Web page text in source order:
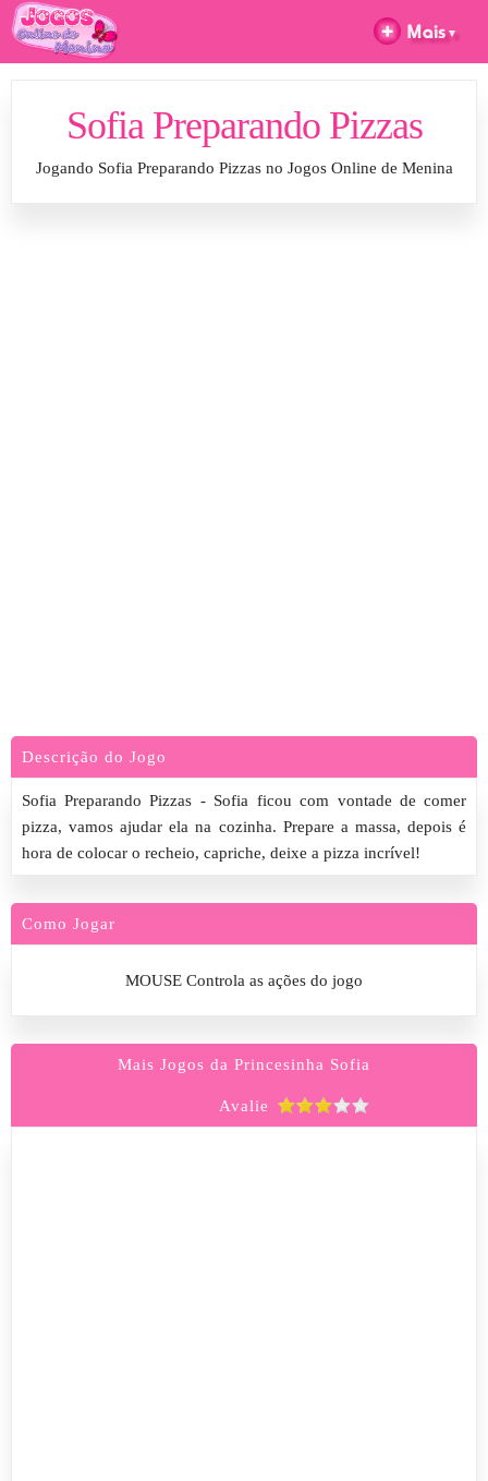
Sofia Preparando Pizzas
Jogando Sofia Preparando Pizzas no Jogos Online de Menina
Descrição do Jogo
Sofia Preparando Pizzas - Sofia ficou com vontade de comer
pizza, vamos ajudar ela na cozinha. Prepare a massa, depois é
hora de colocar o recheio, capriche, deixe a pizza incrível!
Como Jogar
MOUSE Controla as ações do jogo
Mais Jogos da Princesinha Sofia
Avalie